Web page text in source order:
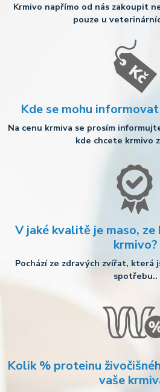
Krmivo napřímo od nás zakoupit
pouze u
Kde se mohu
Na cenu krmiva se prosím
kde chcete krmivo
V jaké kvalitě je maso,
krmivo?
Pochází ze zdravých zvířat, která
spotřebu..
Kolik % proteinu
vaše